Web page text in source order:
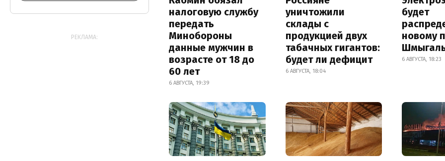
налоговую службу
передать
Минобороны
данные мужчин в
возрасте от 18 до
60 лет
6 АВГУСТА, 19:39
уничтожили
склады с
продукцией двух
табачных гигантов:
будет ли дефицит
6 АВГУСТА, 18:04
будет
новому
6 АВГУСТА, 18:23
РЕКЛАМА: